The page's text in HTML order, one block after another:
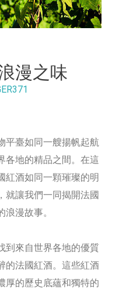
漫之味
平臺如同一艘揚帆起航
各地的精品之間。在這
紅酒如同一顆璀璨的明
就讓我們一同揭開法國
漫故事。
到來自世界各地的優質
的法國紅酒。這些紅酒
厚的歷史底蘊和獨特的